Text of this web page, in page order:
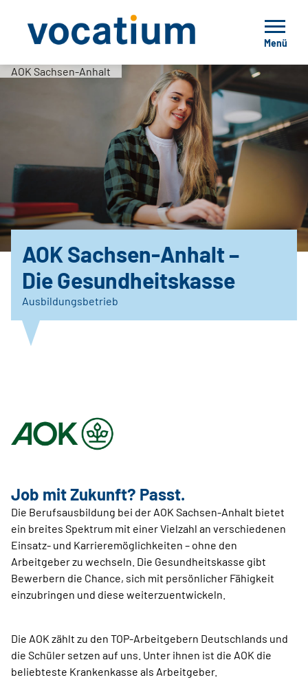
Menü
AOK Sachsen-Anhalt
AOK Sachsen-Anhalt –
Die Gesundheitskasse
Ausbildungsbetrieb
Job mit Zukunft? Passt.
Die Berufsausbildung bei der AOK Sachsen-Anhalt bietet
ein breites Spektrum mit einer Vielzahl an verschiedenen
Einsatz- und Karrieremöglichkeiten – ohne den
Arbeitgeber zu wechseln. Die Gesundheitskasse gibt
Bewerbern die Chance, sich mit persönlicher Fähigkeit
einzubringen und diese weiterzuentwickeln.
Die AOK zählt zu den TOP-Arbeitgebern Deutschlands und
die Schüler setzen auf uns. Unter ihnen ist die AOK die
beliebteste Krankenkasse als Arbeitgeber.